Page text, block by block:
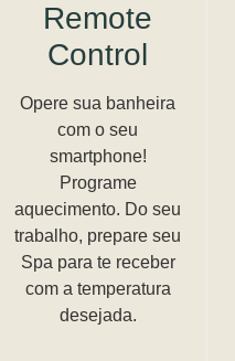
Remote
Control
Opere sua banheira
com o seu
smartphone!
Programe
aquecimento. Do seu
trabalho, prepare seu
Spa para te receber
com a temperatura
desejada.